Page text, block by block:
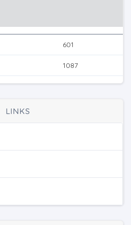
601
1087
LINKS